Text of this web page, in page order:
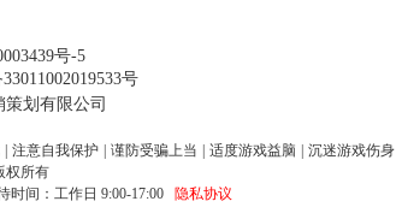
号-5
号
划有限公司
注意自我保护 谨防受骗上当 适度游戏益脑 沉迷游戏伤身
权所有
时间：工作日 9:00-17:00
隐私协议